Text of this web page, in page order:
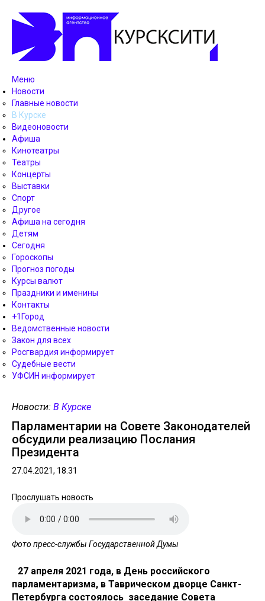
Меню
Новости
Главные новости
В Курске
Видеоновости
Афиша
Кинотеатры
Театры
Концерты
Выставки
Спорт
Другое
Афиша на сегодня
Детям
Сегодня
Гороскопы
Прогноз погоды
Курсы валют
Праздники и именины
Контакты
+1Город
Ведомственные новости
Закон для всех
Росгвардия информирует
Судебные вести
УФСИН информирует
Новости: В Курске
Парламентарии на Совете Законодателей
обсудили реализацию Послания
Президента
27.04.2021, 18.31
Прослушать новость
Фото пресс-службы Государственной Думы
27 апреля 2021 года, в День российского
парламентаризма, в Таврическом дворце Санкт-
Петербурга состоялось заседание Совета